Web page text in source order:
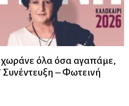
χωράνε όλα όσα αγαπάμε,
Συνέντευξη – Φωτεινή